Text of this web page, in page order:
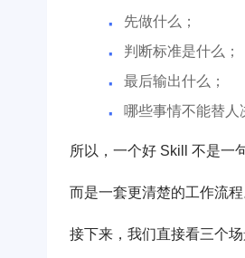
先做什么；
判断标准是什么；
最后输出什么；
哪些事情不能替人
所以，一个好 Skill 不是一
而是一套更清楚的工作流程
接下来，我们直接看三个场